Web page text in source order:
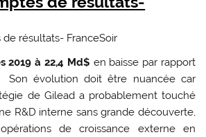
2019 à 22,4 Md$ en baisse par rapport
évolution doit être nuancée car
de Gilead a probablement touché
R&D interne sans grande découverte,
de croissance externe en